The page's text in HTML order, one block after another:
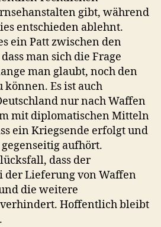
gibt, während
entschieden ablehnt.
ein Patt zwischen den
man sich die Frage
man glaubt, noch den
Es ist auch
nur nach Waffen
mit diplomatischen Mitteln
ein Kriegsende erfolgt und
aufhört.
dass der
der Lieferung von Waffen
die weitere
Hoffentlich bleibt